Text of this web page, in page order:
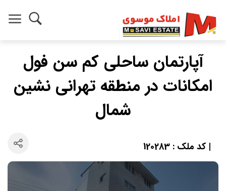
آپارتمان ساحلی کم سن فول
امکانات در منطقه تهرانی نشین
شمال
| کد ملک : 120283